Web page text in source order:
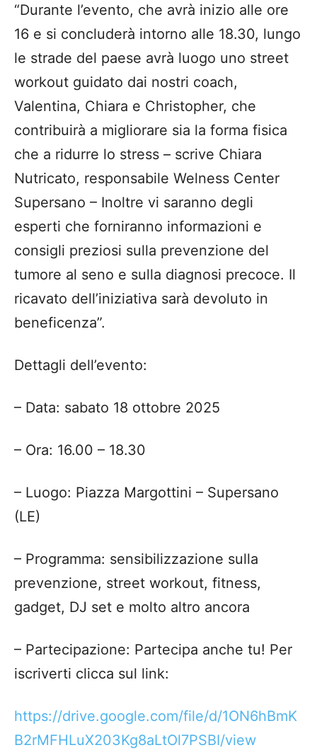
“Durante l’evento, che avrà inizio alle ore
16 e si concluderà intorno alle 18.30, lungo
le strade del paese avrà luogo uno street
workout guidato dai nostri coach,
Valentina, Chiara e Christopher, che
contribuirà a migliorare sia la forma fisica
che a ridurre lo stress – scrive Chiara
Nutricato, responsabile Welness Center
Supersano – Inoltre vi saranno degli
esperti che forniranno informazioni e
consigli preziosi sulla prevenzione del
tumore al seno e sulla diagnosi precoce. Il
ricavato dell’iniziativa sarà devoluto in
beneficenza”.
Dettagli dell’evento:
– Data: sabato 18 ottobre 2025
– Ora: 16.00 – 18.30
– Luogo: Piazza Margottini – Supersano
(LE)
– Programma: sensibilizzazione sulla
prevenzione, street workout, fitness,
gadget, DJ set e molto altro ancora
– Partecipazione: Partecipa anche tu! Per
iscriverti clicca sul link:
https://drive.google.com/file/d/1ON6hBmK
B2rMFHLuX203Kg8aLtOl7PSBI/view